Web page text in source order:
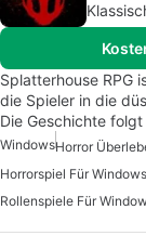
Splatterhouse RPG
die Spieler in die
Die Geschichte
WindowsHorror
Horrorspiel Für
Rollenspiele Für